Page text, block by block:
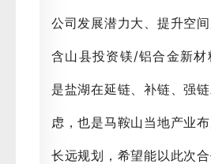
公司发展潜力大、提升空
含山县投资镁/铝合金新材
是盐湖在延链、补链、强
虑，也是马鞍山当地产业
长远规划，希望能以此次